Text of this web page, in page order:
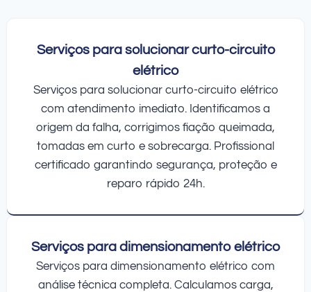
Serviços para solucionar curto-circuito
elétrico
Serviços para solucionar curto-circuito elétrico
com atendimento imediato. Identificamos a
origem da falha, corrigimos fiação queimada,
tomadas em curto e sobrecarga. Profissional
certificado garantindo segurança, proteção e
reparo rápido 24h.
Serviços para dimensionamento elétrico
Serviços para dimensionamento elétrico com
análise técnica completa. Calculamos carga,